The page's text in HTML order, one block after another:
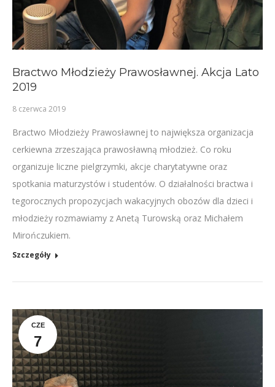
Bractwo Młodzieży Prawosławnej. Akcja Lato
2019
8 czerwca 2019
Bractwo Młodzieży Prawosławnej to największa organizacja
cerkiewna zrzeszająca prawosławną młodzież. Co roku
organizuje liczne pielgrzymki, akcje charytatywne oraz
spotkania maturzystów i studentów. O działalności bractwa i
tegorocznych propozycjach wakacyjnych obozów dla dzieci i
młodzieży rozmawiamy z Anetą Turowską oraz Michałem
Mirończukiem.
Szczegóły
CZE
7